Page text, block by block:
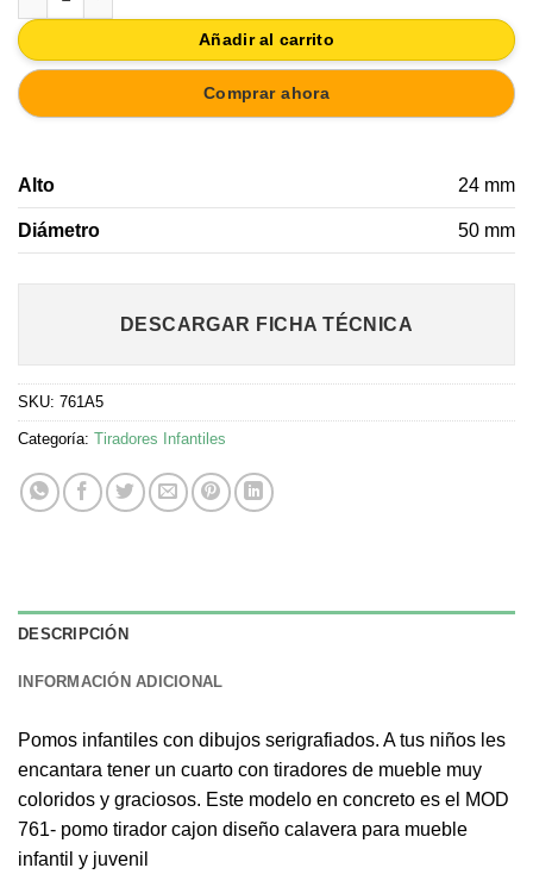
Añadir al carrito
Comprar ahora
Alto 24 mm
Diámetro 50 mm
DESCARGAR FICHA TÉCNICA
SKU: 761A5
Categoría: Tiradores Infantiles
DESCRIPCIÓN
INFORMACIÓN ADICIONAL
Pomos infantiles con dibujos serigrafiados. A tus niños les
encantara tener un cuarto con tiradores de mueble muy
coloridos y graciosos. Este modelo en concreto es el MOD
761- pomo tirador cajon diseño calavera para mueble
infantil y juvenil